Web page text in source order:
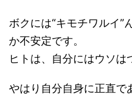
ボクには“キモチワルイ”
か不安定です。
ヒトは、自分にはウソは
やはり自分自身に正直で